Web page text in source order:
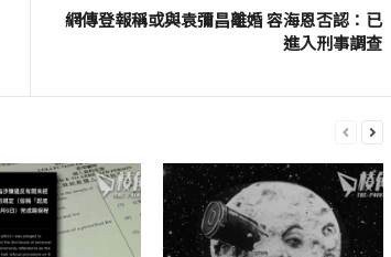
網傳登報稱或與袁彌昌離婚 容海恩否認：已
進入刑事調查